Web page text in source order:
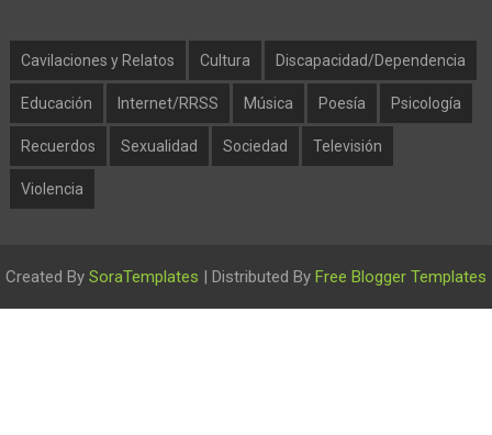
Cavilaciones y Relatos Cultura Discapacidad/Dependencia
Educación Internet/RRSS Música Poesía Psicología
Recuerdos Sexualidad Sociedad Televisión
Violencia
Created By SoraTemplates | Distributed By Free Blogger Templates